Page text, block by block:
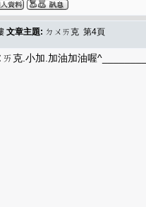
文章主題: ㄉㄨㄞ克 第4頁
ㄞ克.小加.加油加油喔